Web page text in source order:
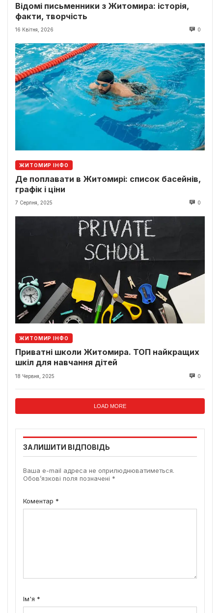
Відомі письменники з Житомира: історія,
факти, творчість
16 Квітня, 2026 0
ЖИТОМИР ІНФО
Де поплавати в Житомирі: список басейнів,
графік і ціни
7 Серпня, 2025 0
ЖИТОМИР ІНФО
Приватні школи Житомира. ТОП найкращих
шкіл для навчання дітей
18 Червня, 2025 0
LOAD MORE
ЗАЛИШИТИ ВІДПОВІДЬ
Ваша e-mail адреса не оприлюднюватиметься.
Обов’язкові поля позначені *
Коментар *
Ім'я *